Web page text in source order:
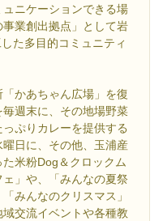
ュニケーションできる場
業創出拠点」として岩
た多目的コミュニティ
かあちゃん広場」を復
週末に、その地場野菜
ぷりカレーを提供する
曜日に、その他、玉浦産
た米粉Dog＆クロックム
」や、「みんなの夏祭
みんなのクリスマス」
域交流イベントや各種教